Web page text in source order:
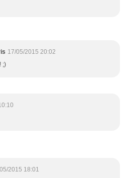
17/05/2015 20:02
;)
2015 18:01